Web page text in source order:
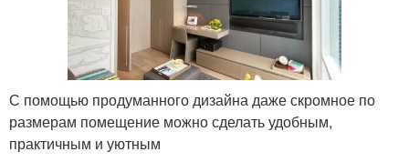
С помощью продуманного дизайна даже скромное по
размерам помещение можно сделать удобным,
практичным и уютным